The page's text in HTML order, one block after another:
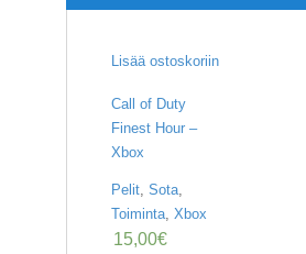
Lisää ostoskoriin
Call of Duty
Finest Hour –
Xbox
Pelit, Sota,
Toiminta, Xbox
15,00€